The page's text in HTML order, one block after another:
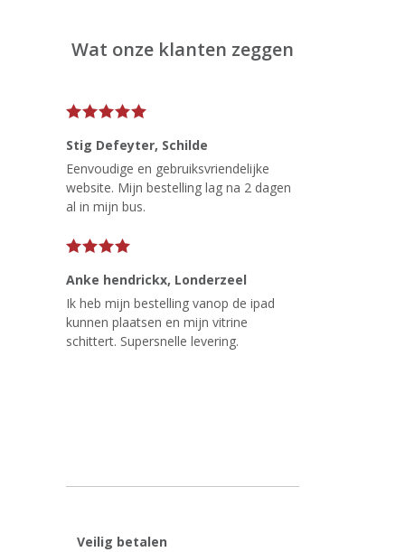
Wat onze klanten zeggen
Stig Defeyter, Schilde
Eenvoudige en gebruiksvriendelijke
website. Mijn bestelling lag na 2 dagen
al in mijn bus.
Anke hendrickx, Londerzeel
Ik heb mijn bestelling vanop de ipad
kunnen plaatsen en mijn vitrine
schittert. Supersnelle levering.
Veilig betalen